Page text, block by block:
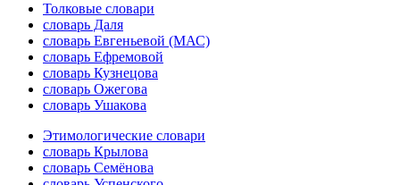
Толковые словари
словарь Даля
словарь Евгеньевой (МАС)
словарь Ефремовой
словарь Кузнецова
словарь Ожегова
словарь Ушакова
Этимологические словари
словарь Крылова
словарь Семёнова